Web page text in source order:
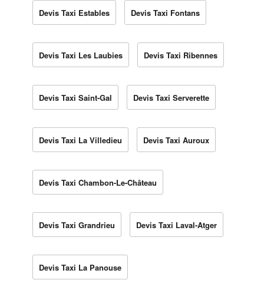
Devis Taxi Estables Devis Taxi Fontans
Devis Taxi Les Laubies Devis Taxi Ribennes
Devis Taxi Saint-Gal Devis Taxi Serverette
Devis Taxi La Villedieu Devis Taxi Auroux
Devis Taxi Chambon-Le-Château
Devis Taxi Grandrieu Devis Taxi Laval-Atger
Devis Taxi La Panouse